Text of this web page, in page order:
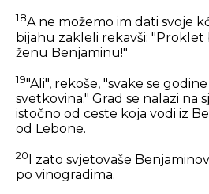
18A ne možemo im dati svoje
bijahu zakleli rekavši: "Proklet
ženu Benjaminu!"
19"Ali", rekoše, "svake se
svetkovina." Grad se nalazi na
istočno od ceste koja vodi iz
od Lebone.
20
I zato svjetovaše
po vinogradima.